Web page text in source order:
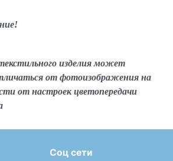
изделия может
от фотоизображения на
от настроек цветопередачи
Соц сети